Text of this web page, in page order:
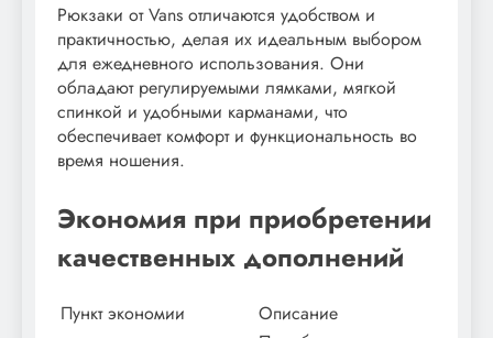
Рюкзаки от Vans отличаются удобством и
практичностью, делая их идеальным выбором
для ежедневного использования. Они
обладают регулируемыми лямками, мягкой
спинкой и удобными карманами, что
обеспечивает комфорт и функциональность во
время ношения.
Экономия при приобретении
качественных дополнений
Пункт экономии Описание